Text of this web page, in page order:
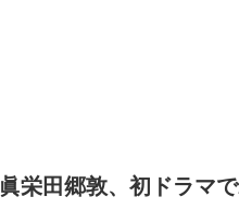
眞栄田郷敦、初ドラマ